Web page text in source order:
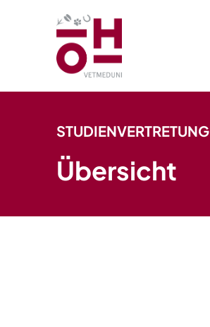
STUDIENVERTRETUNG
Übersicht